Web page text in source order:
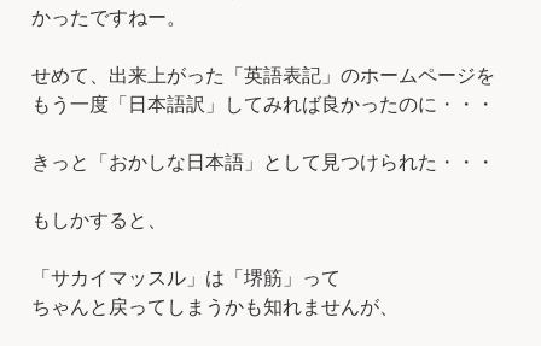
かったですねー。
せめて、出来上がった「英語表記」のホームページを
もう一度「日本語訳」してみれば良かったのに・・・
きっと「おかしな日本語」として見つけられた・・・
もしかすると、
「サカイマッスル」は「堺筋」って
ちゃんと戻ってしまうかも知れませんが、